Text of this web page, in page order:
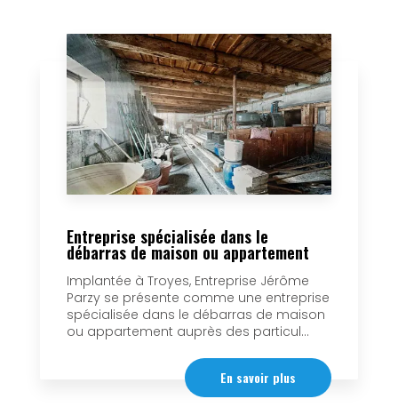
Entreprise spécialisée dans le
débarras de maison ou appartement
Implantée à Troyes, Entreprise Jérôme
Parzy se présente comme une entreprise
spécialisée dans le débarras de maison
ou appartement auprès des particul...
En savoir plus